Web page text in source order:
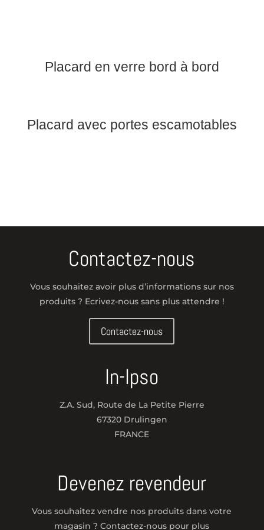
Placard en verre bord à bord
Placard avec portes escamotables
Contactez-nous
Vous souhaitez avoir plus d’informations sur nos
produits ? Ecrivez-nous sans plus attendre !
Contactez-nous
In-Ipso
Z.A. Sud, Route de La Petite Pierre
67320 Drulingen
FRANCE
Devenez revendeur
Vous souhaitez vendre nos produits dans votre
magasin ? Contactez-nous pour plus